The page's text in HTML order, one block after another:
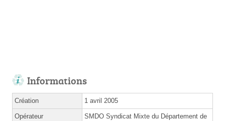
Informations
Création 1 avril 2005
Opérateur
SMDO Syndicat Mixte du Département de